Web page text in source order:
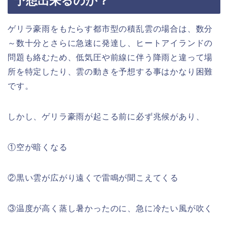
ゲリラ豪雨をもたらす都市型の積乱雲の場合は、数分
～数十分とさらに急速に発達し、ヒートアイランドの
問題も絡むため、低気圧や前線に伴う降雨と違って場
所を特定したり、雲の動きを予想する事はかなり困難
です。
しかし、ゲリラ豪雨が起こる前に必ず兆候があり、
①空が暗くなる
②黒い雲が広がり遠くで雷鳴が聞こえてくる
③温度が高く蒸し暑かったのに、急に冷たい風が吹く